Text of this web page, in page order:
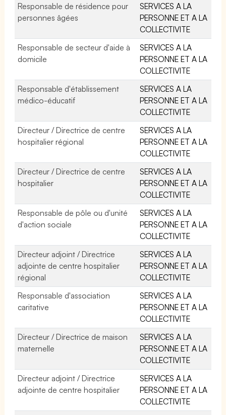
Responsable de résidence pour
personnes âgées
SERVICES A LA
PERSONNE ET A LA
COLLECTIVITE
Responsable de secteur d'aide à
domicile
SERVICES A LA
PERSONNE ET A LA
COLLECTIVITE
Responsable d'établissement
médico-éducatif
SERVICES A LA
PERSONNE ET A LA
COLLECTIVITE
Directeur / Directrice de centre
hospitalier régional
SERVICES A LA
PERSONNE ET A LA
COLLECTIVITE
Directeur / Directrice de centre
hospitalier
SERVICES A LA
PERSONNE ET A LA
COLLECTIVITE
Responsable de pôle ou d'unité
d'action sociale
SERVICES A LA
PERSONNE ET A LA
COLLECTIVITE
Directeur adjoint / Directrice
adjointe de centre hospitalier
régional
SERVICES A LA
PERSONNE ET A LA
COLLECTIVITE
Responsable d'association
caritative
SERVICES A LA
PERSONNE ET A LA
COLLECTIVITE
Directeur / Directrice de maison
maternelle
SERVICES A LA
PERSONNE ET A LA
COLLECTIVITE
Directeur adjoint / Directrice
adjointe de centre hospitalier
SERVICES A LA
PERSONNE ET A LA
COLLECTIVITE